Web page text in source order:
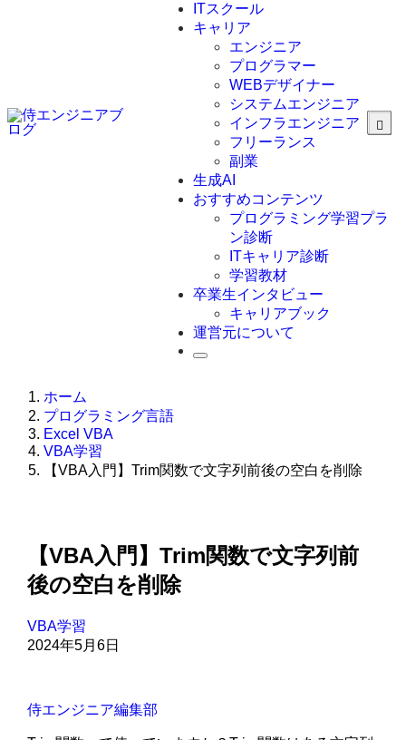
C言語
C#
VBA
Go言語
Kotlin
Java
JavaScript
Swift
Ruby
ITスクール
キャリア
エンジニア
プログラマー
WEBデザイナー
システムエンジニア
インフラエンジニア
フリーランス
副業
生成AI
おすすめコンテンツ
プログラミング学習プラ
ン診断
ITキャリア診断
学習教材
卒業生インタビュー
キャリアブック
運営元について
ホーム
プログラミング言語
Excel VBA
VBA学習
【VBA入門】Trim関数で文字列前後の空白を削除
【VBA入門】Trim関数で文字列前
後の空白を削除
VBA学習
2024年5月6日
侍エンジニア編集部